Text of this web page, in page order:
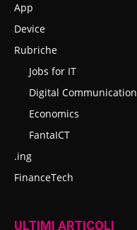
App
Device
Rubriche
Jobs for IT
Digital Communication
Economics
FantaICT
.ing
FinanceTech
ULTIMI ARTICOLI